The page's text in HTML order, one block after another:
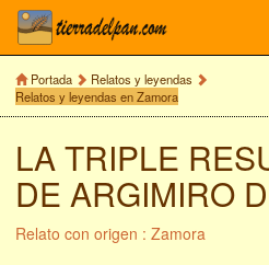
Portada
Relatos y leyendas
Relatos y leyendas en Zamora
LA TRIPLE
DE ARGIMIRO
Relato con origen : Zamora